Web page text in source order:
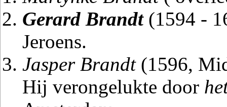
Gerard Brandt(1594 -
Jeroens.
Jasper Brandt(1596,
Hij verongelukte door